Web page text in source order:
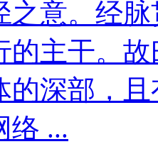
之意。经
的主干。
的深部，
络 ...